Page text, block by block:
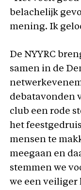
belachelijk
mening. Ik
De NYYRC
samen in de
debatavonden
club een rode
het
mensen te
meegaan en
stemmen we
we een veiliger